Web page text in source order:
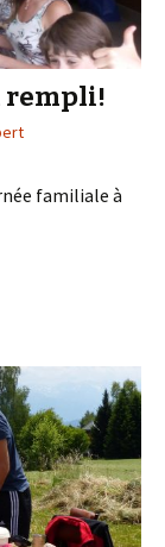
rempli!
familiale à
dimanche